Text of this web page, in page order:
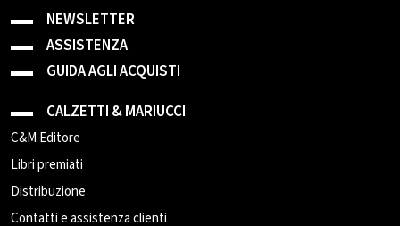
NEWSLETTER
ASSISTENZA
GUIDA AGLI ACQUISTI
CALZETTI & MARIUCCI
C&M Editore
Libri premiati
Distribuzione
Contatti e assistenza clienti